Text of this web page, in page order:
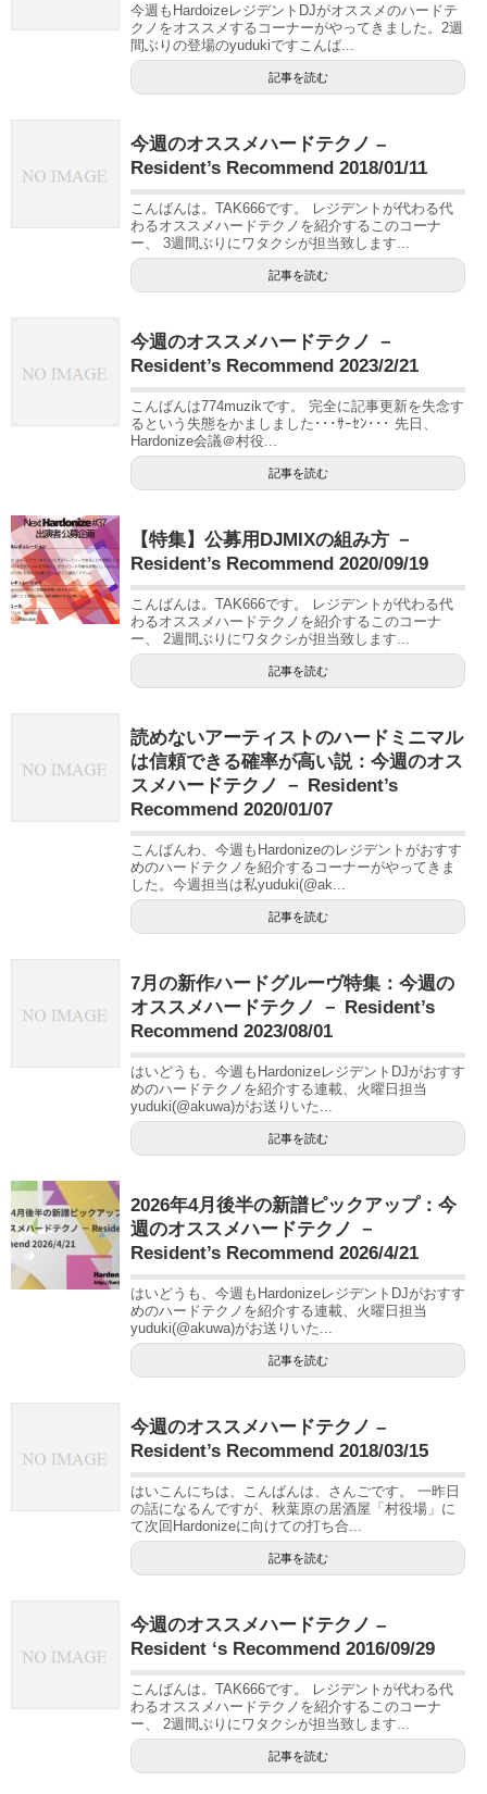
今週もHardoizeレジデントDJがオススメのハードテ
クノをオススメするコーナーがやってきました。2週
間ぶりの登場のyudukiですこんば...
記事を読む
今週のオススメハードテクノ –
Resident’s Recommend 2018/01/11
こんばんは。TAK666です。 レジデントが代わる代
わるオススメハードテクノを紹介するこのコーナ
ー、 3週間ぶりにワタクシが担当致します...
記事を読む
今週のオススメハードテクノ －
Resident’s Recommend 2023/2/21
こんばんは774muzikです。 完全に記事更新を失念す
るという失態をかましました･･･ｻｰｾﾝ･･･ 先日、
Hardonize会議＠村役...
記事を読む
【特集】公募用DJMIXの組み方 －
Resident’s Recommend 2020/09/19
こんばんは。TAK666です。 レジデントが代わる代
わるオススメハードテクノを紹介するこのコーナ
ー、 2週間ぶりにワタクシが担当致します...
記事を読む
読めないアーティストのハードミニマル
は信頼できる確率が高い説：今週のオス
スメハードテクノ － Resident’s
Recommend 2020/01/07
こんばんわ、今週もHardonizeのレジデントがおすす
めのハードテクノを紹介するコーナーがやってきま
した。今週担当は私yuduki(@ak...
記事を読む
7月の新作ハードグルーヴ特集：今週の
オススメハードテクノ － Resident’s
Recommend 2023/08/01
はいどうも、今週もHardonizeレジデントDJがおすす
めのハードテクノを紹介する連載、火曜日担当
yuduki(@akuwa)がお送りいた...
記事を読む
2026年4月後半の新譜ピックアップ：今
週のオススメハードテクノ －
Resident’s Recommend 2026/4/21
はいどうも、今週もHardonizeレジデントDJがおすす
めのハードテクノを紹介する連載、火曜日担当
yuduki(@akuwa)がお送りいた...
記事を読む
今週のオススメハードテクノ –
Resident’s Recommend 2018/03/15
はいこんにちは、こんばんは、さんごです。 一昨日
の話になるんですが、秋葉原の居酒屋「村役場」に
て次回Hardonizeに向けての打ち合...
記事を読む
今週のオススメハードテクノ –
Resident ‘s Recommend 2016/09/29
こんばんは。TAK666です。 レジデントが代わる代
わるオススメハードテクノを紹介するこのコーナ
ー、 2週間ぶりにワタクシが担当致します...
記事を読む